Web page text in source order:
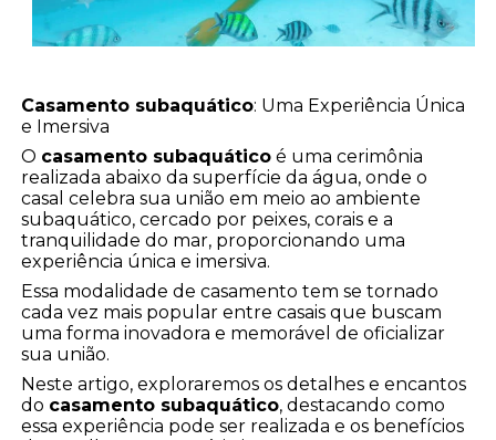
Casamento subaquático: Uma Experiência Única
e Imersiva
O casamento subaquático é uma cerimônia
realizada abaixo da superfície da água, onde o
casal celebra sua união em meio ao ambiente
subaquático, cercado por peixes, corais e a
tranquilidade do mar, proporcionando uma
experiência única e imersiva.
Essa modalidade de casamento tem se tornado
cada vez mais popular entre casais que buscam
uma forma inovadora e memorável de oficializar
sua união.
Neste artigo, exploraremos os detalhes e encantos
do casamento subaquático, destacando como
essa experiência pode ser realizada e os benefícios